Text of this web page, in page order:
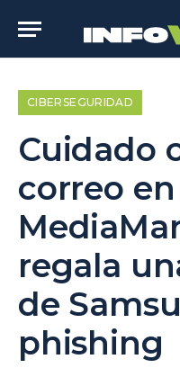
CIBERSEGURIDAD
Cuidado
correo
regala
de
phishing